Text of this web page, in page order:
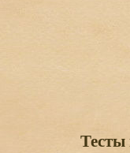
Тесты